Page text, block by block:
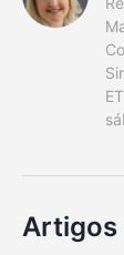
Artigos